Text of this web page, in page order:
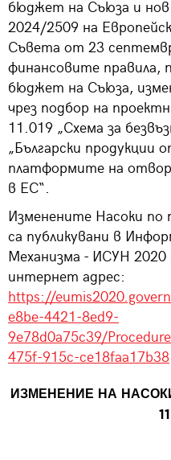
бюджет на Съюза и
2024/2509 на
Съвета от 23
финансовите правила,
бюджет на Съюза,
чрез подбор на
11.019 „Схема за
„Български продукции
платформите на
в ЕС“.
Изменените Насоки по
са публикувани в
Механизма - ИСУН
интернет адрес:
https://
e8be-4421-8ed9-
9e78d0a75c39/
475f-915c-ce18faa17b38
ИЗМЕНЕНИЕ НА